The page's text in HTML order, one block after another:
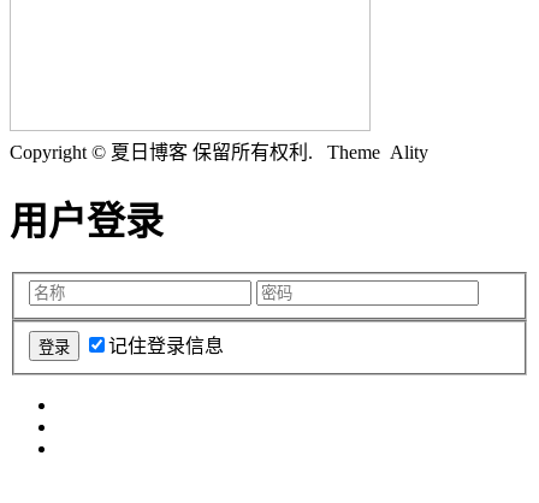
Copyright © 夏日博客 保留所有权利. Theme Ality
用户登录
记住登录信息